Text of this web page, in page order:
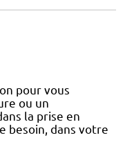
pour vous
ou un
la prise en
besoin, dans votre